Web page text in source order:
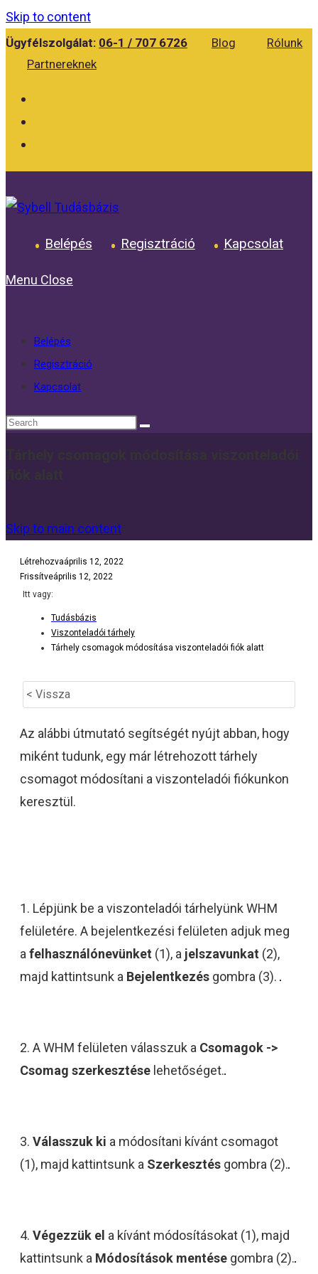
Skip to content
Ügyfélszolgálat: 06-1 / 707 6726 Blog
Rólunk
Partnereknek
Belépés Regisztráció Kapcsolat
Menu Close
Belépés
Regisztráció
Kapcsolat
Skip to main content
Létrehozvaáprilis 12, 2022
Frissítveáprilis 12, 2022
Itt vagy:
Tudásbázis
Viszonteladói tárhely
Tárhely csomagok módosítása viszonteladói fiók alatt
< Vissza
Az alábbi útmutató segítségét nyújt abban, hogy
miként tudunk, egy már létrehozott tárhely
csomagot módosítani a viszonteladói fiókunkon
keresztül.
1. Lépjünk be a viszonteladói tárhelyünk WHM
felületére. A bejelentkezési felületen adjuk meg
a felhasználónevünket (1), a jelszavunkat (2),
majd kattintsunk a Bejelentkezés gombra (3).
2. A WHM felületen válasszuk a Csomagok ->
Csomag szerkesztése lehetőséget.
3. Válasszuk ki a módosítani kívánt csomagot
(1), majd kattintsunk a Szerkesztés gombra (2).
4. Végezzük el a kívánt módosításokat (1), majd
kattintsunk a Módosítások mentése gombra (2).